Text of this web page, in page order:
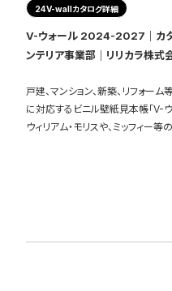
24V-wallカタログ詳細
V-ウォール 2024-2027｜カタ
ンテリア事業部｜リリカラ株式
戸建、マンション、新築、リフォー
に対応するビニル壁紙見本帳「V-ウ
ウィリアム・モリスや、ミッフィー等